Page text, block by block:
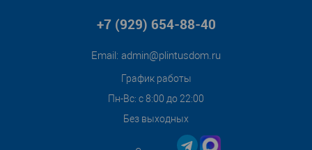
+7 (929) 654-88-40
Email: admin@plintusdom.ru
График работы
Пн-Вс: с 8:00 до 22:00
Без выходных